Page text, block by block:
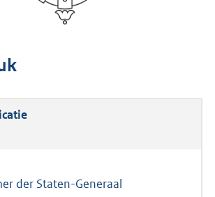
der Staten-Generaal